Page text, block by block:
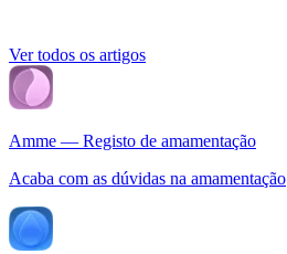
Ver todos os artigos
Amme — Registo de amamentação
Acaba com as dúvidas na amamentação